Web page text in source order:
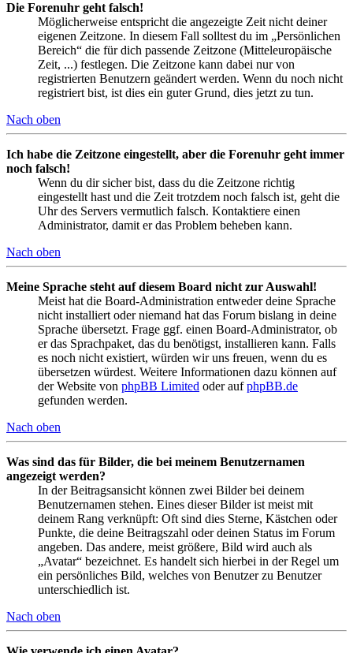
Die Forenuhr geht falsch!
Möglicherweise entspricht die angezeigte Zeit nicht deiner
eigenen Zeitzone. In diesem Fall solltest du im „Persönlichen
Bereich“ die für dich passende Zeitzone (Mitteleuropäische
Zeit, ...) festlegen. Die Zeitzone kann dabei nur von
registrierten Benutzern geändert werden. Wenn du noch nicht
registriert bist, ist dies ein guter Grund, dies jetzt zu tun.
Nach oben
Ich habe die Zeitzone eingestellt, aber die Forenuhr geht immer
noch falsch!
Wenn du dir sicher bist, dass du die Zeitzone richtig
eingestellt hast und die Zeit trotzdem noch falsch ist, geht die
Uhr des Servers vermutlich falsch. Kontaktiere einen
Administrator, damit er das Problem beheben kann.
Nach oben
Meine Sprache steht auf diesem Board nicht zur Auswahl!
Meist hat die Board-Administration entweder deine Sprache
nicht installiert oder niemand hat das Forum bislang in deine
Sprache übersetzt. Frage ggf. einen Board-Administrator, ob
er das Sprachpaket, das du benötigst, installieren kann. Falls
es noch nicht existiert, würden wir uns freuen, wenn du es
übersetzen würdest. Weitere Informationen dazu können auf
der Website von phpBB Limited oder aufphpBB.de
gefunden werden.
Nach oben
Was sind das für Bilder, die bei meinem Benutzernamen
angezeigt werden?
In der Beitragsansicht können zwei Bilder bei deinem
Benutzernamen stehen. Eines dieser Bilder ist meist mit
deinem Rang verknüpft: Oft sind dies Sterne, Kästchen oder
Punkte, die deine Beitragszahl oder deinen Status im Forum
angeben. Das andere, meist größere, Bild wird auch als
„Avatar“ bezeichnet. Es handelt sich hierbei in der Regel um
ein persönliches Bild, welches von Benutzer zu Benutzer
unterschiedlich ist.
Nach oben